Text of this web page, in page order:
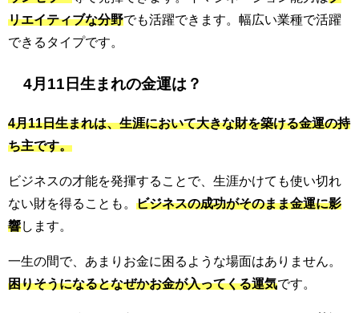
リエイティブな分野でも活躍できます。幅広い業種で活躍
できるタイプです。
4月11日生まれの金運は？
4月11日生まれは、生涯において大きな財を築ける金運の持
ち主です。
ビジネスの才能を発揮することで、生涯かけても使い切れ
ない財を得ることも。 ビジネスの成功がそのまま金運に影
響します。
一生の間で、あまりお金に困るような場面はありません。
困りそうになるとなぜかお金が入ってくる運気です。